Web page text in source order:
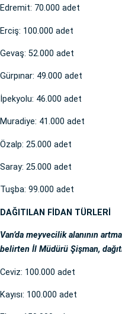
Edremit: 70.000 adet
Erciş: 100.000 adet
Gevaş: 52.000 adet
Gürpınar: 49.000 adet
İpekyolu: 46.000 adet
Muradiye: 41.000 adet
Özalp: 25.000 adet
Saray: 25.000 adet
Tuşba: 99.000 adet
DAĞITILAN FİDAN TÜRLERİ
Van’da meyvecilik alanının
belirten İl Müdürü Şişman,
Ceviz: 100.000 adet
Kayısı: 100.000 adet